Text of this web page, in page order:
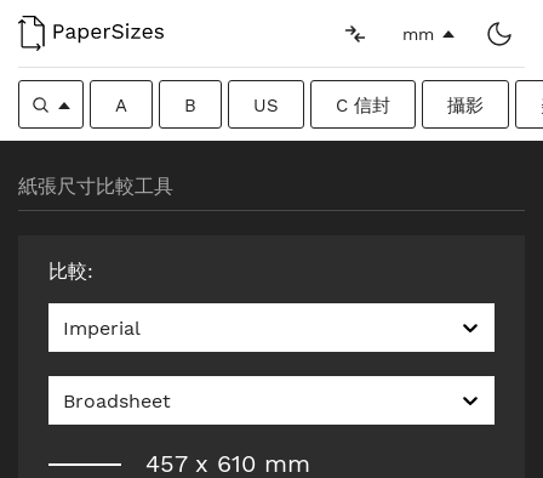
mm
A B US C 信封 攝影
紙張尺寸比較工具
比較:
Imperial
Broadsheet
457x 610 mm